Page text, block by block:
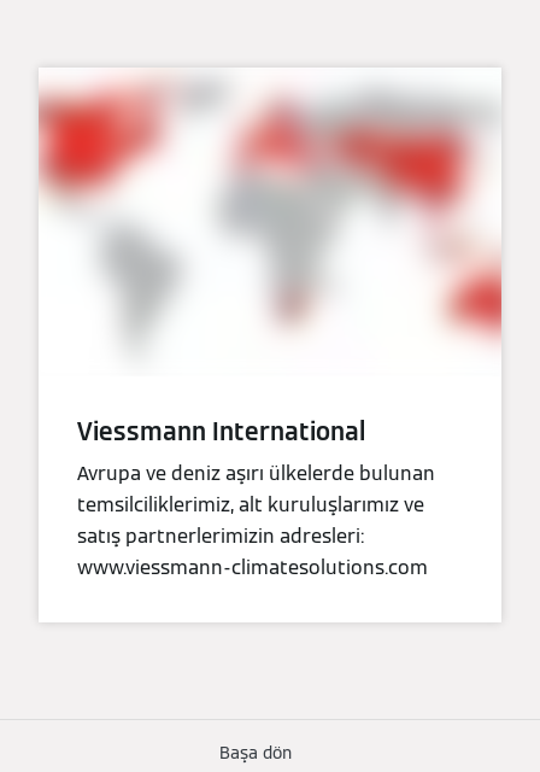
Viessmann International
Avrupa ve deniz aşırı ülkelerde bulunan
temsilciliklerimiz, alt kuruluşlarımız ve
satış partnerlerimizin adresleri:
www.viessmann-climatesolutions.com
Başa dön